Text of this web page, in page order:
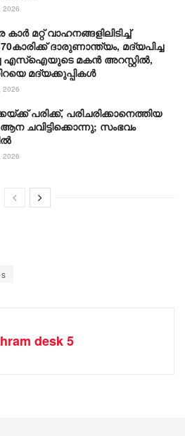
2026
മറ്റ് വാഹനങ്ങളിലിടിച്ച്
ദാരുണാന്ത്യം, മദ്യപിച്ച
എസ്ഐയുടെ മകന്‍ അറസ്റ്റില്‍,
മദ്യക്കുപ്പികള്‍
2026
പരിക്ക്, പരിചരിക്കാനെത്തിയ
ആന ചവിട്ടിക്കൊന്നു; സംഭവം
2026
desk 5